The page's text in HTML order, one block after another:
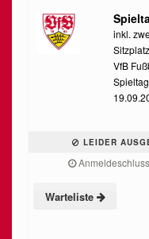
inkl.
VfB
LEIDER
Warteliste